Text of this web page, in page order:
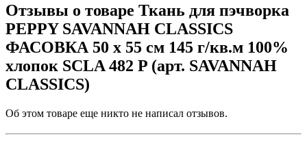
Отзывы о товаре Ткань для пэчворка
PEPPY SAVANNAH CLASSICS
ФАСОВКА 50 x 55 см 145 г/кв.м 100%
хлопок SCLA 482 P (арт. SAVANNAH
CLASSICS)
Об этом товаре еще никто не написал отзывов.